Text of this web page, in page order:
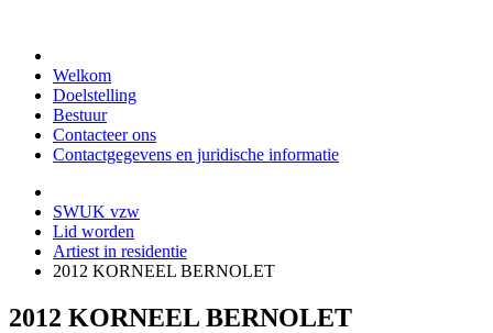
Welkom
Doelstelling
Bestuur
Contacteer ons
Contactgegevens en juridische informatie
SWUK vzw
Lid worden
Artiest in residentie
2012 KORNEEL BERNOLET
2012 KORNEEL BERNOLET